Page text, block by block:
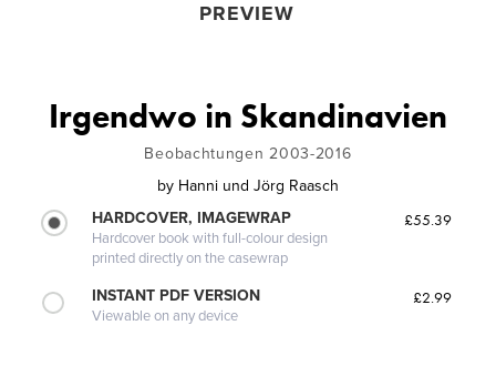
PREVIEW
Irgendwo in Skandinavien
Beobachtungen 2003-2016
by Hanni und Jörg Raasch
HARDCOVER, IMAGEWRAP
Hardcover book with full-colour design
printed directly on the casewrap
£55.39
INSTANT PDF VERSION
Viewable on any device
£2.99